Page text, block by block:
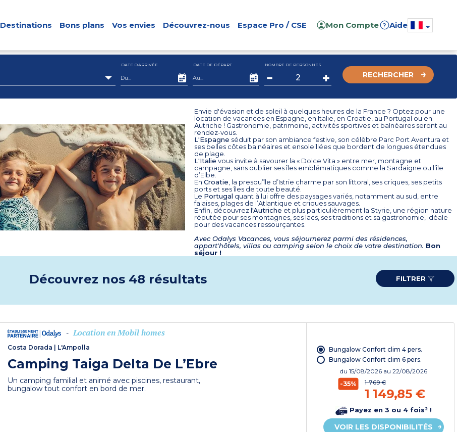
Destinations Bons plans Vos envies Découvrez-nous Espace Pro / CSE Mon Compte ? Aide
DATE D'ARRIVÉE DATE DE DÉPART NOMBRE DE PERSONNES
RECHERCHER
Envie d'évasion et de soleil à quelques heures de la France ? Optez pour une
location de vacances en Espagne, en Italie, en Croatie, au Portugal ou en
Autriche ! Gastronomie, patrimoine, activités sportives et balnéaires seront au
rendez-vous.
L'Espagne séduit par son ambiance festive, son célèbre Parc Port Aventura et
ses belles côtes balnéaires et ensoleillées que bordent de longues étendues
de plage.
L'Italie vous invite à savourer la « Dolce Vita » entre mer, montagne et
campagne, sans oublier ses îles emblématiques comme la Sardaigne ou l’île
d’Elbe.
En Croatie , la presqu’île d’Istrie charme par son littoral, ses criques, ses petits
ports et ses îles de toute beauté.
Le Portugal quant à lui offre des paysages variés, notamment au sud, entre
falaises, plages de l’Atlantique et criques sauvages.
Enfin, découvrezl'Autriche et plus particulièrement la Styrie, une région nature
réputée pour ses montagnes, ses lacs, ses traditions et sa gastronomie, idéale
pour des vacances ressourçantes.
Avec Odalys Vacances, vous séjournerez parmi des résidences,
appart'hôtels, villas ou camping selon le choix de votre destination. Bon
séjour !
Découvrez nos 48 résultats FILTRER
- Location en Mobil homes
Costa Dorada | L'Ampolla
Camping Taiga Delta De L’Ebre
Un camping familial et animé avec piscines, restaurant,
bungalow tout confort en bord de mer.
Bungalow Confort clim 4 pers.
Bungalow Confort clim 6 pers.
du15/08/2026 au 22/08/2026
-35% 1 769 €
1 149,85 €
Payez en 3 ou 4 fois² !
VOIR LES DISPONIBILITÉS